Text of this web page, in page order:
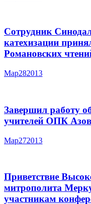
Сотрудник
катехизации
Романовских
Мар282013
Завершил работу
учителей ОПК
Мар272013
Приветствие
митрополита
участникам